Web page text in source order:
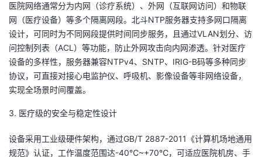
医院网络通常分为内网（诊疗系统）、外网（互联网访问）和物联
网（医疗设备）等多个隔离网段。北斗NTP服务器支持多网口隔离
设计，可同时为不同网段提供时间同步服务，且通过VLAN划分、访
问控制列表（ACL）等功能，防止外网攻击向内网渗透。针对医疗
设备的多样性，服务器兼容NTPv4、SNTP、IRIG-B码等多种同步
协议，可直接对接心电监护仪、呼吸机、影像设备等非网络设备，
实现全场景时间覆盖。
3. 医疗级的安全与稳定性设计
设备采用工业级硬件架构，通过GB/T 2887-2011《计算机场地通用
规范》认证，工作温度范围达-40℃~+70℃，可适应医院机房、手